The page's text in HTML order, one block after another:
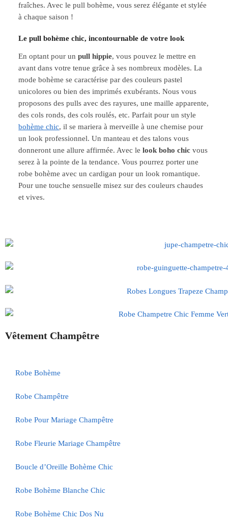
fraîches. Avec le pull bohème, vous serez élégante et stylée
à chaque saison !
Le pull bohème chic, incontournable de votre look
En optant pour unpull hippie, vous pouvez le mettre en
avant dans votre tenue grâce à ses nombreux modèles. La
mode bohème se caractérise par des couleurs pastel
unicolores ou bien des imprimés exubérants. Nous vous
proposons des pulls avec des rayures, une maille apparente,
des cols ronds, des cols roulés, etc. Parfait pour un style
bohème chic, il se mariera à merveille à une chemise pour
un look professionnel. Un manteau et des talons vous
donneront une allure affirmée. Avec lelook boho chic vous
serez à la pointe de la tendance. Vous pourrez porter une
robe bohème avec un cardigan pour un look romantique.
Pour une touche sensuelle misez sur des couleurs chaudes
et vives.
Vêtement Champêtre
Robe Bohème
Robe Champêtre
Robe Pour Mariage Champêtre
Robe Fleurie Mariage Champêtre
Boucle d’Oreille Bohème Chic
Robe Bohème Blanche Chic
Robe Bohème Chic Dos Nu